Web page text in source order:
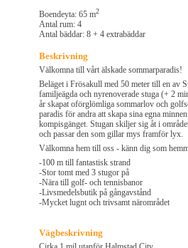
Boendeyta: 65 m2
Antal rum: 4
Antal bäddar: 8 + 4 extrabäddar
Beskrivning
Välkomna till vårt älskade sommarparadis!
Beläget i Frösakull med 50 meter till en av
familjeägda och nyrenoverade stuga (+ 2
år skapat oförglömliga sommarlov och
paradis för andra att skapa sina egna
kompisgänget. Stugan skiljer sig åt i
och passar den som gillar mys framför lyx.
Välkomna hem till oss - känn dig som
-100 m till fantastisk strand
-Stor tomt med 3 stugor på
-Nära till golf- och tennisbanor
-Livsmedelsbutik på gångavstånd
-Mycket lugnt och trivsamt närområdet
Vägbeskrivning